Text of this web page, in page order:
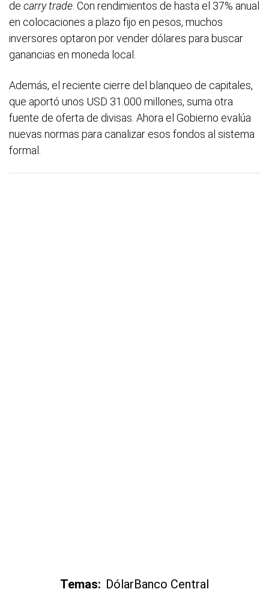
de carry trade . Con rendimientos de hasta el 37% anual
en colocaciones a plazo fijo en pesos, muchos
inversores optaron por vender dólares para buscar
ganancias en moneda local.
Además, el reciente cierre del blanqueo de capitales,
que aportó unos USD 31.000 millones, suma otra
fuente de oferta de divisas. Ahora el Gobierno evalúa
nuevas normas para canalizar esos fondos al sistema
formal.
Temas: DólarBanco Central